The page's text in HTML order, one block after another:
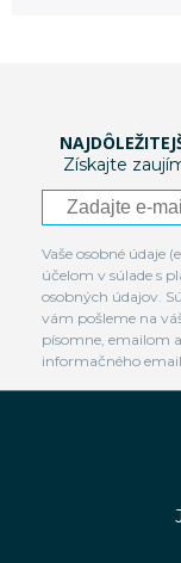
Získajte
Vaše osobné údaje
účelom v súlade s
osobných údajov.
vám pošleme na
písomne, emailom
informačného